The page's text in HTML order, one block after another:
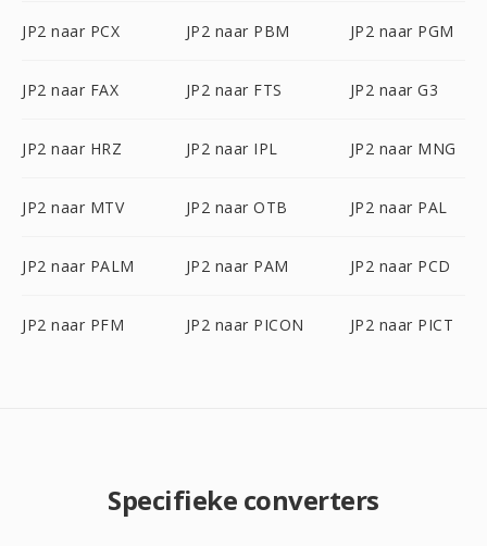
JP2 naar PCX JP2 naar PBM JP2 naar PGM
JP2 naar FAX JP2 naar FTS JP2 naar G3
JP2 naar HRZ JP2 naar IPL JP2 naar MNG
JP2 naar MTV JP2 naar OTB JP2 naar PAL
JP2 naar PALM JP2 naar PAM JP2 naar PCD
JP2 naar PFM JP2 naar PICON JP2 naar PICT
Specifieke converters